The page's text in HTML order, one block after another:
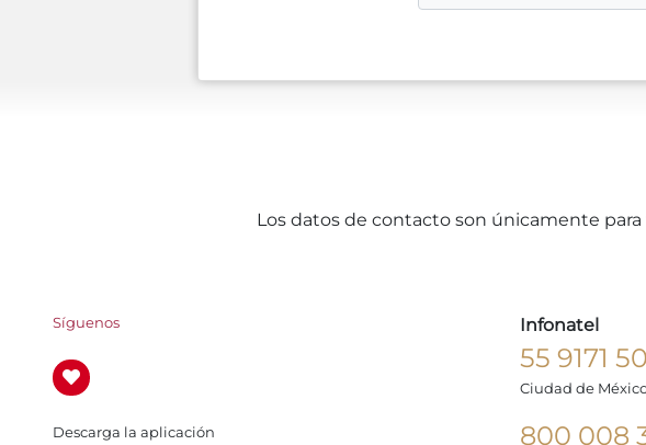
Los datos de contacto son únicamente
Síguenos
Descarga la aplicación
Infonatel
55 9171
Ciudad de
800 008